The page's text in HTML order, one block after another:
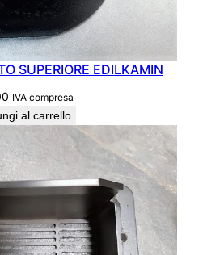
SUPERIORE EDILKAMIN
IVA compresa
al carrello